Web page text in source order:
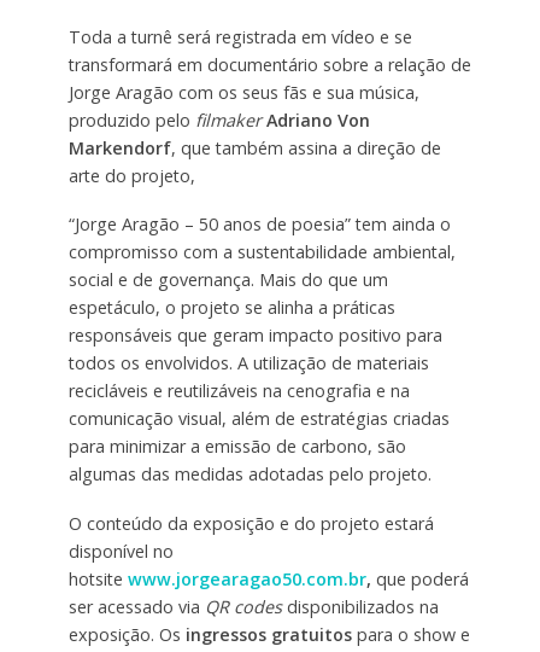
Toda a turnê será registrada em vídeo e se
transformará em documentário sobre a relação de
Jorge Aragão com os seus fãs e sua música,
produzido pelo filmaker Adriano Von
Markendorf, que também assina a direção de
arte do projeto,
“Jorge Aragão – 50 anos de poesia” tem ainda o
compromisso com a sustentabilidade ambiental,
social e de governança. Mais do que um
espetáculo, o projeto se alinha a práticas
responsáveis que geram impacto positivo para
todos os envolvidos. A utilização de materiais
recicláveis e reutilizáveis na cenografia e na
comunicação visual, além de estratégias criadas
para minimizar a emissão de carbono, são
algumas das medidas adotadas pelo projeto.
O conteúdo da exposição e do projeto estará
disponível no
hotsite www.jorgearagao50.com.br, que poderá
ser acessado via QR codesdisponibilizados na
exposição. Os ingressos gratuitospara o show e